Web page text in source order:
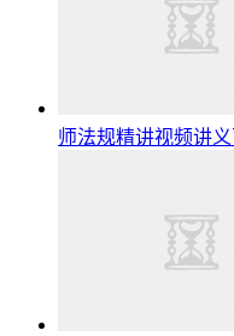
师法规精讲视频讲义